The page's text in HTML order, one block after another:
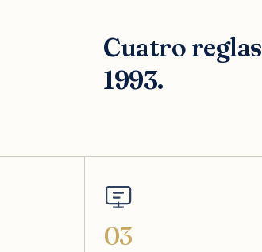
Cuatro
1993.
03